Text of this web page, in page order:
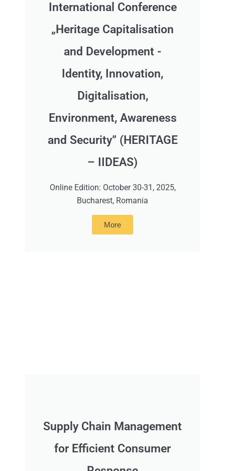
International Conference
„Heritage Capitalisation
and Development -
Identity, Innovation,
Digitalisation,
Environment, Awareness
and Security” (HERITAGE
– IIDEAS)
Online Edition: October 30-31, 2025,
Bucharest, Romania
More
Supply Chain Management
for Efficient Consumer